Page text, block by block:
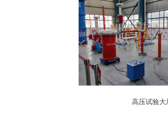
高压试验大